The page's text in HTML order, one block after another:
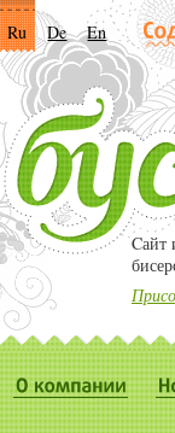
Ru De En
Cайт